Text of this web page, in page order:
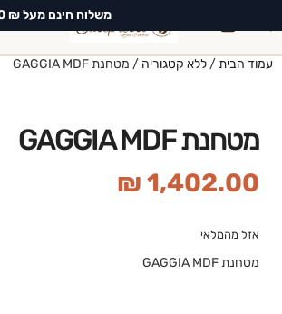
משלוח חינם מעל ₪ 499.00
עמוד הבית/ ללא קטגוריה / מטחנת GAGGIA MDF
מטחנת GAGGIA MDF
₪ 1,402.00
אזל מהמלאי
מטחנת GAGGIA MDF